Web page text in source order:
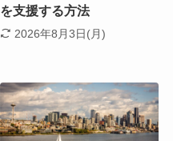
を支援する方法
2026年8月3日(月)